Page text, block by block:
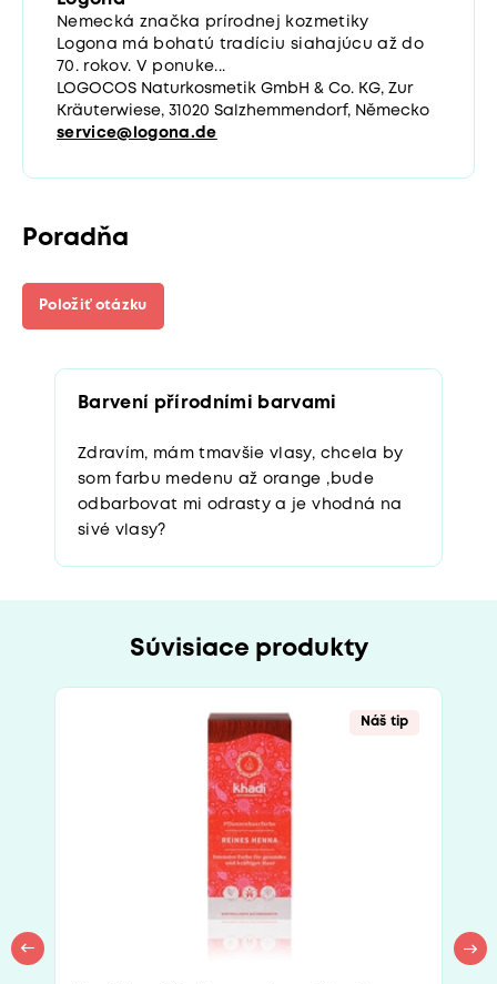
Nemecká značka prírodnej kozmetiky
Logona má bohatú tradíciu siahajúcu až do
70. rokov. V ponuke...
LOGOCOS Naturkosmetik GmbH & Co. KG, Zur
Kräuterwiese, 31020 Salzhemmendorf, Německo
service@logona.de
Poradňa
Položiť otázku
Barvení přírodními barvami
Zdravím, mám tmavšie vlasy, chcela by
som farbu medenu až orange ,bude
odbarbovat mi odrasty a je vhodná na
sivé vlasy?
Súvisiace produkty
Náš tip